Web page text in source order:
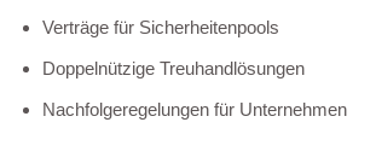
Verträge für Sicherheitenpools
Doppelnützige Treuhandlösungen
Nachfolgeregelungen für Unternehmen